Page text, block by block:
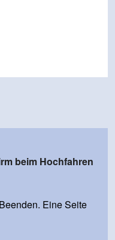
beim Hochfahren
Eine Seite